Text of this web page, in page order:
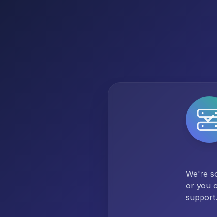
We're
or you
support.